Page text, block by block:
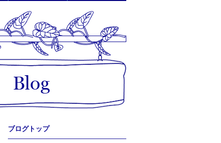
ブログトップ